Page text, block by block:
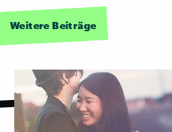
Weitere Beiträge